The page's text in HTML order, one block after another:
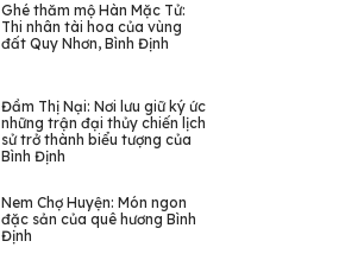
Ghé thăm mộ Hàn Mặc Tử:
Thi nhân tài hoa của vùng
đất Quy Nhơn, Bình Định
Đầm Thị Nại: Nơi lưu giữ ký ức
những trận đại thủy chiến lịch
sử trở thành biểu tượng của
Bình Định
Nem Chợ Huyện: Món ngon
đặc sản của quê hương Bình
Định